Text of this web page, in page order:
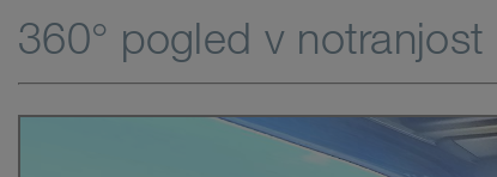
360° pogled v notranjost